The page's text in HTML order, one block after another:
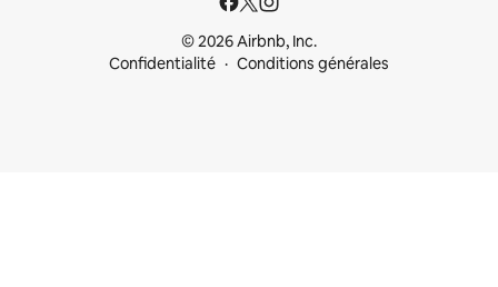
© 2026 Airbnb, Inc.
Confidentialité
Conditions générales